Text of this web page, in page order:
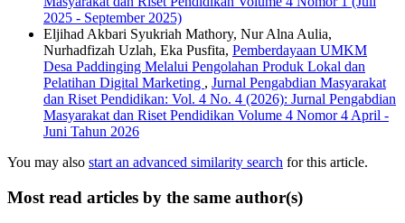
2025 - September 2025)
Eljihad Akbari Syukriah Mathory, Nur Alna Aulia,
Nurhadfizah Uzlah, Eka Pusfita, Pemberdayaan UMKM
Desa Paddinging Melalui Pengolahan Produk Lokal dan
Pelatihan Digital Marketing , Jurnal Pengabdian Masyarakat
dan Riset Pendidikan: Vol. 4 No. 4 (2026): Jurnal Pengabdian
Masyarakat dan Riset Pendidikan Volume 4 Nomor 4 April -
Juni Tahun 2026
You may also start an advanced similarity search for this article.
Most read articles by the same author(s)